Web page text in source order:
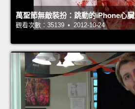
萬聖節無敵裝扮：跳動的iPhone心臟
觀看次數：35139 • 2012-10-24